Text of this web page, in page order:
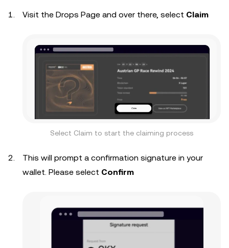
Visit the Drops Page and over there, select Claim
Select Claim to start the claiming process
This will prompt a confirmation signature in your
wallet. Please select Confirm